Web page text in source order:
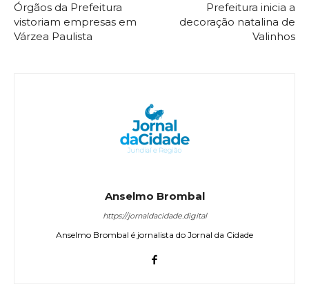
Órgãos da Prefeitura
vistoriam empresas em
Várzea Paulista
Prefeitura inicia a
decoração natalina de
Valinhos
Anselmo Brombal
https://jornaldacidade.digital
Anselmo Brombal é jornalista do Jornal da Cidade